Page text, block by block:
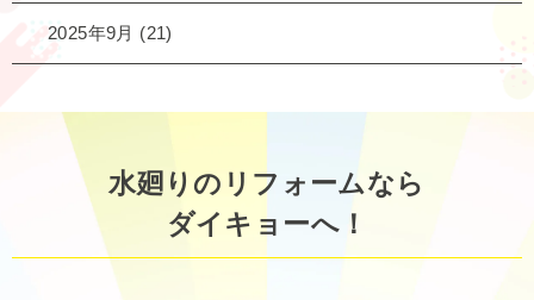
2025年9月 (21)
水廻りのリフォームなら
ダイキョーへ！